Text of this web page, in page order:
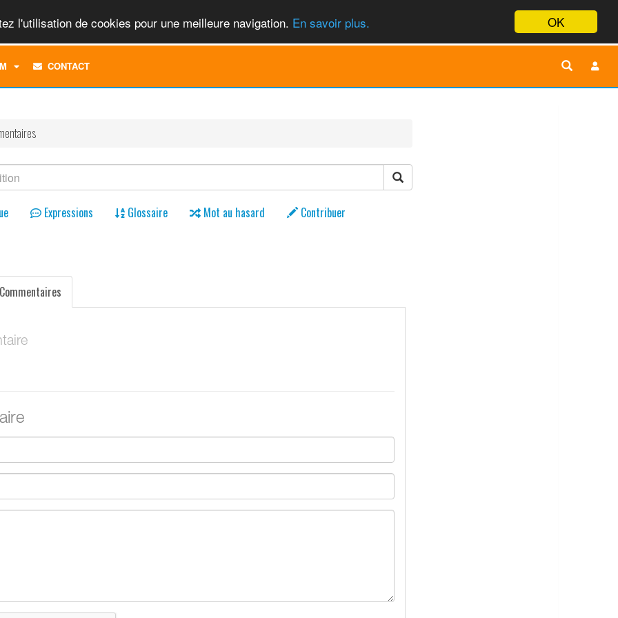
OK
l'utilisation de cookies pour une meilleure navigation. En savoir plus.
TOGGLECONTACT
Expressions Glossaire Mot au hasard Contribuer